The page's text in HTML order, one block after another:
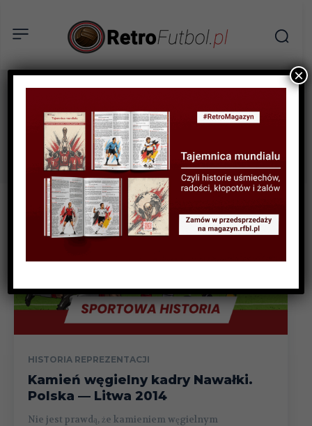
Tag: eliminacje
HISTORIA REPREZENTACJI
Kamień węgielny kadry Nawałki.
Polska — Litwa 2014
Nie jest prawdą, że kamieniem węgielnym
×